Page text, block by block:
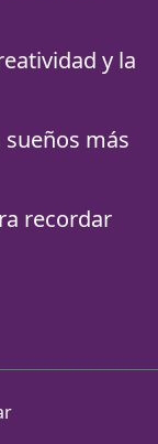
y la
más
recordar